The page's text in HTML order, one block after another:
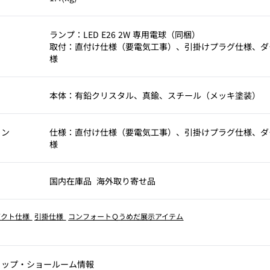
ランプ：LED E26 2W 専用電球（同梱）
取付：直付け仕様（要電気工事）、引掛けプラグ仕様、
様
本体：有鉛クリスタル、真鍮、スチール（メッキ塗装）
仕様：直付け仕様（要電気工事）、引掛けプラグ仕様、
様
国内在庫品 海外取り寄せ品
ト仕様 引掛仕様 コンフォートＱうめだ展示アイテム
プ‧ショールーム情報